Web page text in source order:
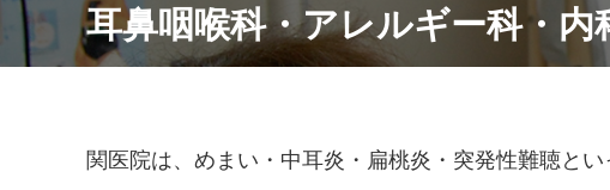
耳鼻咽喉科・アレルギー科・内
関医院は、めまい・中耳炎・扁桃炎・突発性難聴と